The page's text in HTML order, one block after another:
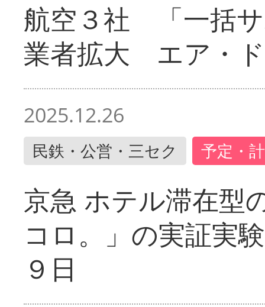
航空３社 「一括
業者拡大 エア・
2025.12.26
民鉄・公営・三セク 予定・
京急 ホテル滞在型
コロ。」の実証実
９日